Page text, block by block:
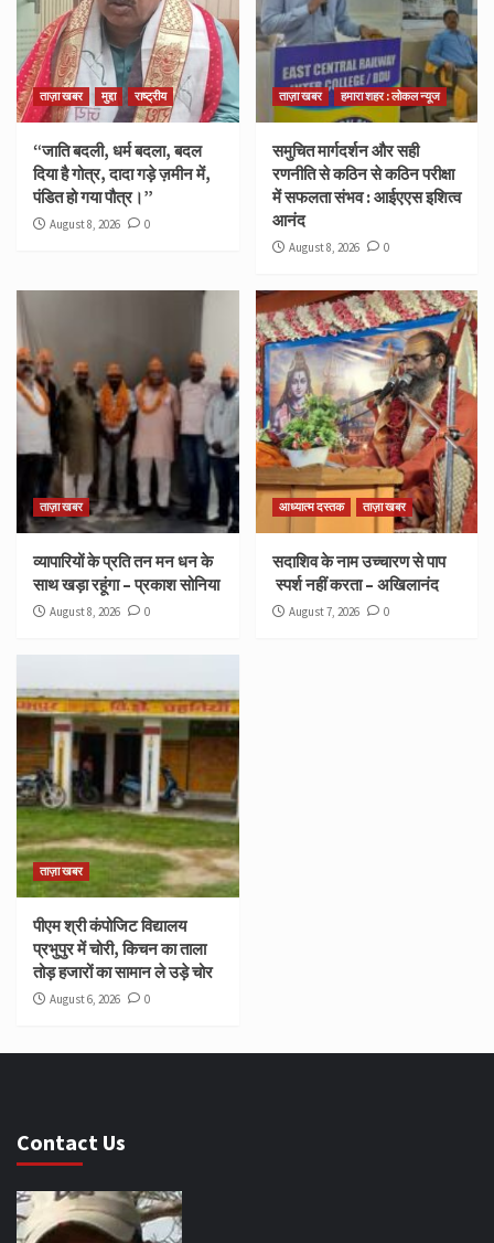
ताज़ा खबर मुद्दा राष्ट्रीय
“जाति बदली, धर्म बदला, बदल
दिया है गोत्र, दादा गड़े ज़मीन में,
पंडित हो गया पौत्र।”
August 8, 2026 0
ताज़ा खबर हमारा शहर : लोकल न्यूज
समुचित मार्गदर्शन और सही
रणनीति से कठिन से कठिन परीक्षा
में सफलता संभव : आईएएस इशित्व
आनंद
August 8, 2026 0
ताज़ा खबर
व्यापारियों के प्रति तन मन धन के
साथ खड़ा रहूंगा – प्रकाश सोनिया
August 8, 2026 0
आध्यात्म दस्तक ताज़ा खबर
सदाशिव के नाम उच्चारण से पाप
स्पर्श नहीं करता – अखिलानंद
August 7, 2026 0
ताज़ा खबर
पीएम श्री कंपोजिट विद्यालय
प्रभुपुर में चोरी, किचन का ताला
तोड़ हजारों का सामान ले उड़े चोर
August 6, 2026 0
Contact Us